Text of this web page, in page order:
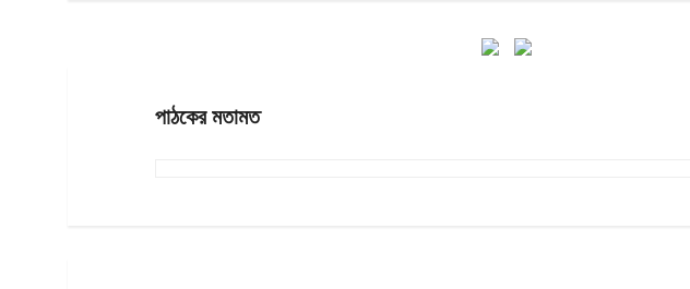
পাঠকের মতামত